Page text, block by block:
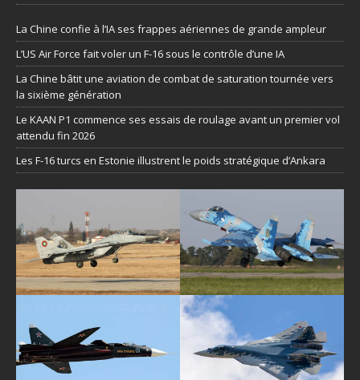
La Chine confie à l’IA ses frappes aériennes de grande ampleur
L’US Air Force fait voler un F-16 sous le contrôle d’une IA
La Chine bâtit une aviation de combat de saturation tournée vers
la sixième génération
Le KAAN P1 commence ses essais de roulage avant un premier vol
attendu fin 2026
Les F-16 turcs en Estonie illustrent le poids stratégique d’Ankara